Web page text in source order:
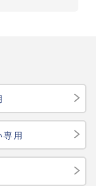
専用